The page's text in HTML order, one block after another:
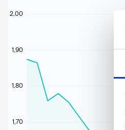
1,70
1,80
1,90
2,00